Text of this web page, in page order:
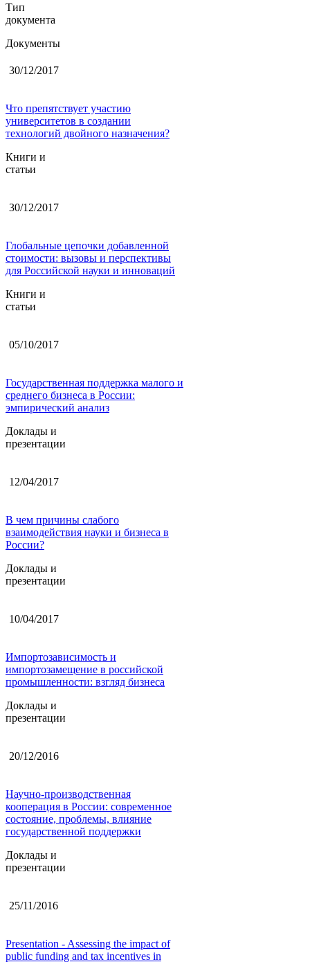
Тип
документа
Документы
30/12/2017
Что препятствует участию
университетов в создании
технологий двойного назначения?
Книги и
статьи
30/12/2017
Глобальные цепочки добавленной
стоимости: вызовы и перспективы
для Российской науки и инноваций
Книги и
статьи
05/10/2017
Государственная поддержка малого и
среднего бизнеса в России:
эмпирический анализ
Доклады и
презентации
12/04/2017
В чем причины слабого
взаимодействия науки и бизнеса в
России?
Доклады и
презентации
10/04/2017
Импортозависимость и
импортозамещение в российской
промышленности: взгляд бизнеса
Доклады и
презентации
20/12/2016
Научно-производственная
кооперация в России: современное
состояние, проблемы, влияние
государственной поддержки
Доклады и
презентации
25/11/2016
Presentation - Assessing the impact of
public funding and tax incentives in